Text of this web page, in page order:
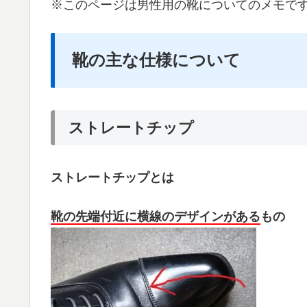
※このページは男性用の靴についてのメモで
靴の主な仕様について
ストレートチップ
ストレートチップとは
靴の先端付近に横線のデザインがある もの